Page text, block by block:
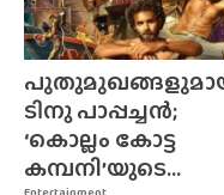
ടിനു പാപ്പച്ചൻ;
‘കൊല്ലം കോട്ട
കമ്പനി’യുടെ...